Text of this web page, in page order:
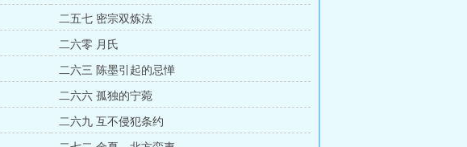
二五七 密宗双炼法
二六零 月氏
二六三 陈墨引起的忌惮
二六六 孤独的宁菀
二六九 互不侵犯条约